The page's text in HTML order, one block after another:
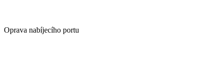
Oprava nabíjecího portu